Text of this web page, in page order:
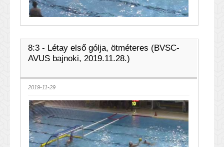
8:3 - Létay első gólja, ötméteres (BVSC-
AVUS bajnoki, 2019.11.28.)
2019-11-29